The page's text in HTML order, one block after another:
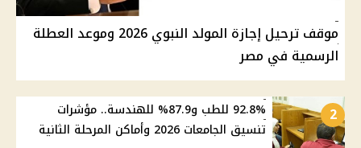
موقف ترحيل إجازة المولد النبوي 2026 وموعد العطلة
الرسمية في مصر
2
92.8% للطب و87.9% للهندسة.. مؤشرات
تنسيق الجامعات 2026 وأماكن المرحلة الثانية